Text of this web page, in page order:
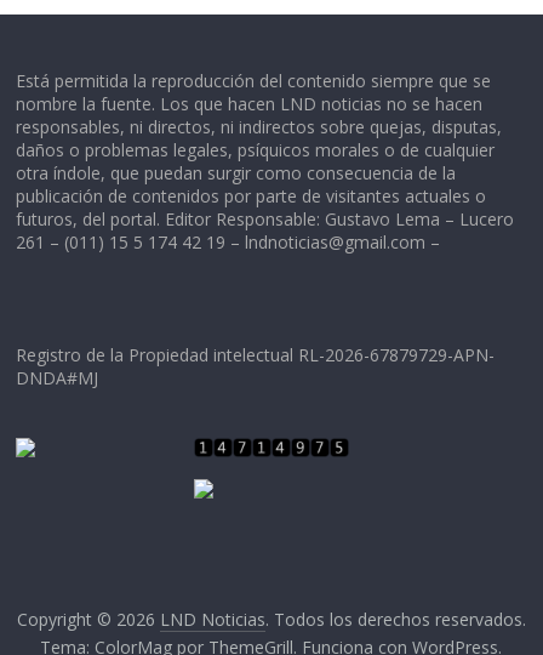
Está permitida la reproducción del contenido siempre que se
nombre la fuente. Los que hacen LND noticias no se hacen
responsables, ni directos, ni indirectos sobre quejas, disputas,
daños o problemas legales, psíquicos morales o de cualquier
otra índole, que puedan surgir como consecuencia de la
publicación de contenidos por parte de visitantes actuales o
futuros, del portal. Editor Responsable: Gustavo Lema – Lucero
261 – (011) 15 5 174 42 19 – lndnoticias@gmail.com –
Registro de la Propiedad intelectual RL-2026-67879729-APN-
DNDA#MJ
Copyright © 2026 LND Noticias. Todos los derechos reservados.
Tema: ColorMag por ThemeGrill. Funciona conWordPress.